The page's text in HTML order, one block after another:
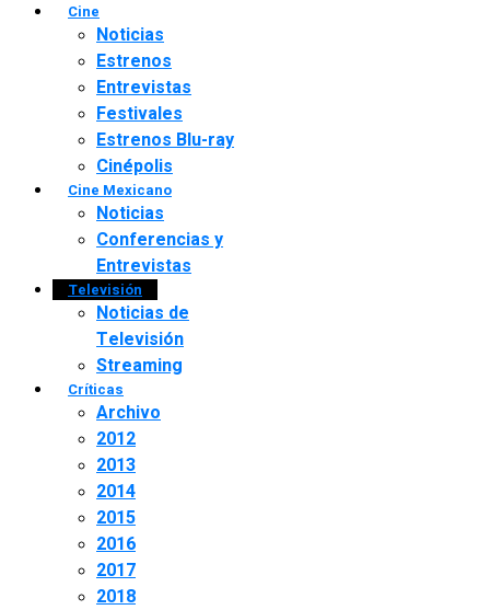
Cine
Noticias
Estrenos
Entrevistas
Festivales
Estrenos Blu-ray
Cinépolis
Cine Mexicano
Noticias
Conferencias y
Entrevistas
Televisión
Noticias de
Televisión
Streaming
Críticas
Archivo
2012
2013
2014
2015
2016
2017
2018